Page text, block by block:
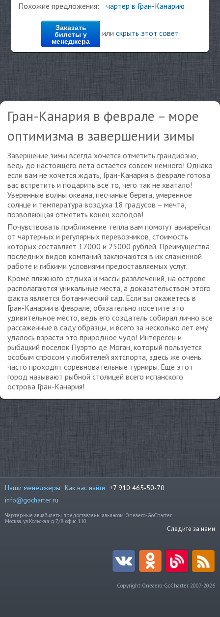
Похожие предложения:
чартер в Гран-Канарию
Заказать
билеты у
менеджера
или скрыть этот совет
Гран-Канария в феврале – море
оптимизма в завершении зимы
Завершение зимы всегда хочется отметить грандиозно,
ведь до настоящего лета остается совсем немного! Однако
если вам не хочется ждать, Гран-Канария в феврале готова
вас встретить и подарить все то, чего так не хватало!
Уверенные волны океана, песчаные берега, умеренное
солнце и температура воздуха 18 градусов – мечта,
позволяющая отметить конец холодов!
Почувствовать приближение тепла вам помогут авиарейсы
от чартерных и регулярных перевозчиков, стоимость
которых составляет 17000 и 25000 рублей. Преимущества
последних видов компаний заключаются в их слаженной
работе и гибкими условиями предоставляемых услуг.
Кроме пляжного отдыха и массы развлечений, на острове
располагаются уникальные места, а доказательством этого
факта является ботанический сад. Если вы окажетесь в
Гран-Канарии в феврале, обязательно посетите это
удивительное место, ведь его создатель собирал лично все
рассаженные в саду образцы, и всего за несколько лет ему
удалось взрасти это природное чудо! Интересен и
рыбацкий поселок Пуэрто де Моган, который пользуется
особым спросом у любителей яхтспорта, здесь же очень
часто проходят соревновательные турниры. Еще этот
город называют рыбной столицей всего испанского
острова Гран-Канария!
Наши менеджеры Как нас найти +7 910 465-50-70
info@gocharter.ru
Чартерные авиабилеты предоставлены альянсом Oneaero-GoCharter
Москва, ул.Кольская д.7/8, офис 110.
Следите за нами
Copyright Oneaero-GoCharter 2007-2026